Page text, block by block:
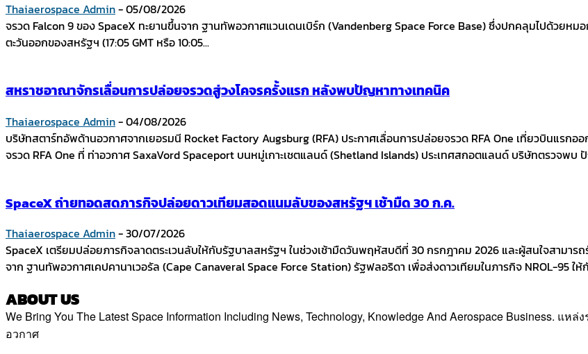
Thaiaerospace Admin-05/08/2026
จรวด Falcon 9 ของ SpaceX ทะยานขึ้นจาก ฐานทัพอวกาศแวนเดนเบิร์ก (Vandenberg Space Force Base) ซึ่งปกคลุมไปด้วยหม
ตะวันออกของสหรัฐฯ (17:05 GMT หรือ 10:05...
สหราชอาณาจักรเลื่อนการปล่อยจรวดสู่วงโคจรครั้งแรก หลังพบปัญหาทางเทคนิค
Thaiaerospace Admin-04/08/2026
บริษัทสตาร์ทอัพด้านอวกาศจากเยอรมนี Rocket Factory Augsburg (RFA) ประกาศเลื่อนการปล่อยจรวด RFA One เที่ยวบินแร
จรวด RFA One ที่ ท่าอวกาศ SaxaVord Spaceport บนหมู่เกาะเชตแลนด์ (Shetland Islands) ประเทศสกอตแลนด์ บริษัทตรวจพ
SpaceX ถ่ายทอดสดภารกิจปล่อยดาวเทียมสอดแนมลับของสหรัฐฯ เช้ามืด 30 ก.ค.
Thaiaerospace Admin-30/07/2026
SpaceX เตรียมปล่อยภารกิจลาดตระเวนลับให้กับรัฐบาลสหรัฐฯ ในช่วงเช้ามืดวันพฤหัสบดีที่ 30 กรกฎาคม 2026 และผู้สนใจสามาร
จาก ฐานทัพอวกาศเคปคานาเวอรัล (Cape Canaveral Space Force Station) รัฐฟลอริดา เพื่อส่งดาวเทียมในภารกิจ NROL-95
ABOUT US
We Bring You The Latest Space Information Including News, Technology, Knowledge And Aerospace Business.
อวกาศ